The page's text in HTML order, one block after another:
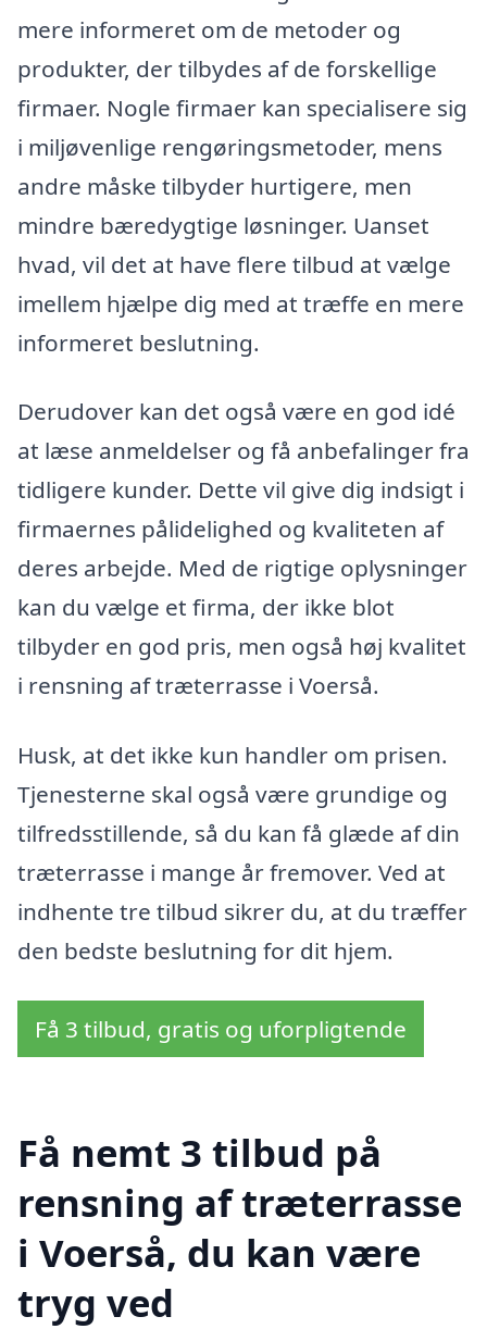
mere informeret om de metoder og
produkter, der tilbydes af de forskellige
firmaer. Nogle firmaer kan specialisere sig
i miljøvenlige rengøringsmetoder, mens
andre måske tilbyder hurtigere, men
mindre bæredygtige løsninger. Uanset
hvad, vil det at have flere tilbud at vælge
imellem hjælpe dig med at træffe en mere
informeret beslutning.
Derudover kan det også være en god idé
at læse anmeldelser og få anbefalinger fra
tidligere kunder. Dette vil give dig indsigt i
firmaernes pålidelighed og kvaliteten af
deres arbejde. Med de rigtige oplysninger
kan du vælge et firma, der ikke blot
tilbyder en god pris, men også høj kvalitet
i rensning af træterrasse i Voerså.
Husk, at det ikke kun handler om prisen.
Tjenesterne skal også være grundige og
tilfredsstillende, så du kan få glæde af din
træterrasse i mange år fremover. Ved at
indhente tre tilbud sikrer du, at du træffer
den bedste beslutning for dit hjem.
Få 3 tilbud, gratis og uforpligtende
Få nemt 3 tilbud på
rensning af træterrasse
i Voerså, du kan være
tryg ved